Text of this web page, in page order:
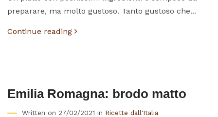
preparare, ma molto gustoso. Tanto gustoso che...
Continue reading
Emilia Romagna: brodo matto
Written on 27/02/2021 in Ricette dall'Italia